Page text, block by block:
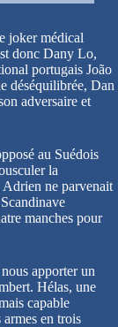
joker médical
donc Dany Lo,
portugais João
déséquilibrée, Dan
adversaire et
au Suédois
la
ne parvenait
manches pour
apporter un
Hélas, une
capable
en trois